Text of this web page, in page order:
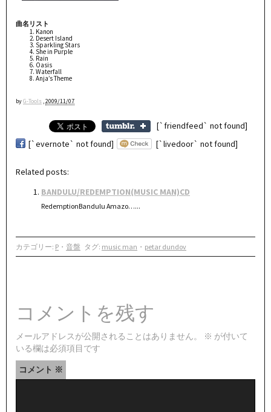
曲名リスト
Kanon
Desert Island
Sparkling Stars
She in Purple
Rain
Oasis
Waterfall
Anja’s Theme
byG-Tools,2009/11/07
[`friendfeed` not found]
[`evernote` not found]
[`livedoor` not found]
Related posts:
BANDULU/REDEMPTION(MUSIC MAN)CD
RedemptionBandulu Amazo…...
カテゴリー: P ・ 音盤 タグ: music man ・ petar dundov
コメントを残す
メールアドレスが公開されることはありません。 ※ が付いて
いる欄は必須項目です
コメント ※